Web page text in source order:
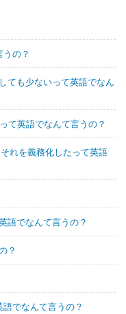
の？
ても少ないって英語でなん
て英語でなんて言うの？
れを義務化したって英語
語でなんて言うの？
？
でなんて言うの？